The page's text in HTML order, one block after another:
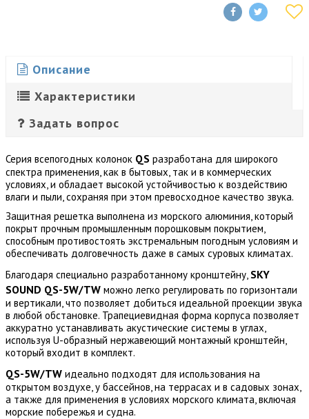
Описание
Характеристики
Задать вопрос
Серия всепогодных колонок QS разработана для широкого
спектра применения, как в бытовых, так и в коммерческих
условиях, и обладает высокой устойчивостью к воздействию
влаги и пыли, сохраняя при этом превосходное качество звука.
Защитная решетка выполнена из морского алюминия, который
покрыт прочным промышленным порошковым покрытием,
способным противостоять экстремальным погодным условиям и
обеспечивать долговечность даже в самых суровых климатах.
Благодаря специально разработанному кронштейну, SKY
SOUND QS-5W/TW можно легко регулировать по горизонтали
и вертикали, что позволяет добиться идеальной проекции звука
в любой обстановке. Трапециевидная форма корпуса позволяет
аккуратно устанавливать акустические системы в углах,
используя U-образный нержавеющий монтажный кронштейн,
который входит в комплект.
QS-5W/TW идеально подходят для использования на
открытом воздухе, у бассейнов, на террасах и в садовых зонах,
а также для применения в условиях морского климата, включая
морские побережья и судна.